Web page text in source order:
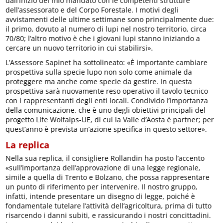
dell’assessorato e del Corpo Forestale. I motivi degli
avvistamenti delle ultime settimane sono principalmente due:
il primo, dovuto al numero di lupi nel nostro territorio, circa
70/80; l’altro motivo è che i giovani lupi stanno iniziando a
cercare un nuovo territorio in cui stabilirsi».
L’Assessore Sapinet ha sottolineato: «È importante cambiare
prospettiva sulla specie lupo non solo come animale da
proteggere ma anche come specie da gestire. In questa
prospettiva sarà nuovamente reso operativo il tavolo tecnico
con i rappresentanti degli enti locali. Condivido l’importanza
della comunicazione, che è uno degli obiettivi principali del
progetto Life Wolfalps-UE, di cui la Valle d’Aosta è partner; per
quest’anno è prevista un’azione specifica in questo settore».
La replica
Nella sua replica, il consigliere Rollandin ha posto l’accento
«sull’importanza dell’approvazione di una legge regionale,
simile a quella di Trento e Bolzano, che possa rappresentare
un punto di riferimento per intervenire. Il nostro gruppo,
infatti, intende presentare un disegno di legge, poiché è
fondamentale tutelare l’attività dell’agricoltura, prima di tutto
risarcendo i danni subiti, e rassicurando i nostri concittadini.